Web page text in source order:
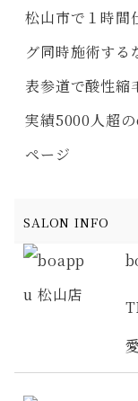
松山市で１時間
グ同時施術す
表参道で酸性縮
実績5000人超
ページ
SALON INFO